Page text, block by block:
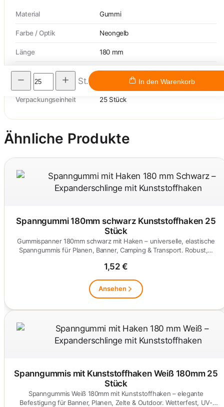
Material Gummi
Farbe / Optik Neongelb
Länge 180 mm
Ausführung
Expanderschlaufe mit Kunststoff-
Verpackungseinheit 25 Stück
Ähnliche Produkte
Spanngummi 180mm schwarz Kunststoffhaken 25
Stück
Gummispanner 180mm schwarz mit Haken – universelle, elastische
Spanngummis für Planen, Banner, Camping & Transport. Robust,…
1,52 €
Ansehen
Spanngummis mit Kunststoffhaken Weiß 180mm 25
Stück
Spanngummis Weiß 180mm mit Kunststoffhaken – elegante
Befestigung für Banner, Planen, Zelte & Outdoor. Wetterfest, UV-
St. In den Warenkorb